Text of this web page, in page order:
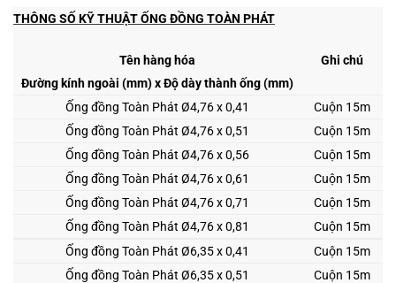
THÔNG SỐ KỸ THUẬT ỐNG ĐỒNG TOÀN PHÁT
Tên hàng hóa
Đường kính ngoài (mm) x Độ dày thành ống (mm)
Ghi chú
Ống đồng Toàn Phát Ø4,76 x 0,41
Cuộn 15m
Ống đồng Toàn Phát Ø4,76 x 0,51
Cuộn 15m
Ống đồng Toàn Phát Ø4,76 x 0,56
Cuộn 15m
Ống đồng Toàn Phát Ø4,76 x 0,61
Cuộn 15m
Ống đồng Toàn Phát Ø4,76 x 0,71
Cuộn 15m
Ống đồng Toàn Phát Ø4,76 x 0,81
Cuộn 15m
Ống đồng Toàn Phát Ø6,35 x 0,41
Cuộn 15m
Ống đồng Toàn Phát Ø6,35 x 0,51
Cuộn 15m